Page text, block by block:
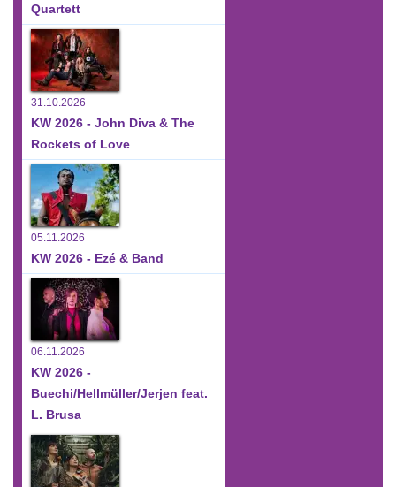
Quartett
31.10.2026
KW 2026 - John Diva & The
Rockets of Love
05.11.2026
KW 2026 - Ezé & Band
06.11.2026
KW 2026 -
Buechi/Hellmüller/Jerjen feat.
L. Brusa